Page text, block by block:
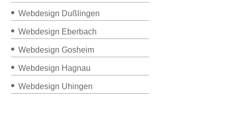
Webdesign Dußlingen
Webdesign Eberbach
Webdesign Gosheim
Webdesign Hagnau
Webdesign Uhingen